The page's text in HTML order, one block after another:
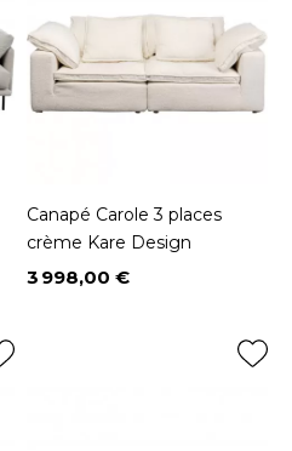
Canapé Carole 3 places
crème Kare Design
Prix
3 998,00 €